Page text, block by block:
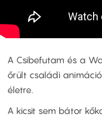
A Csibefutam és a
őrült családi
életre.
A kicsit sem bátor